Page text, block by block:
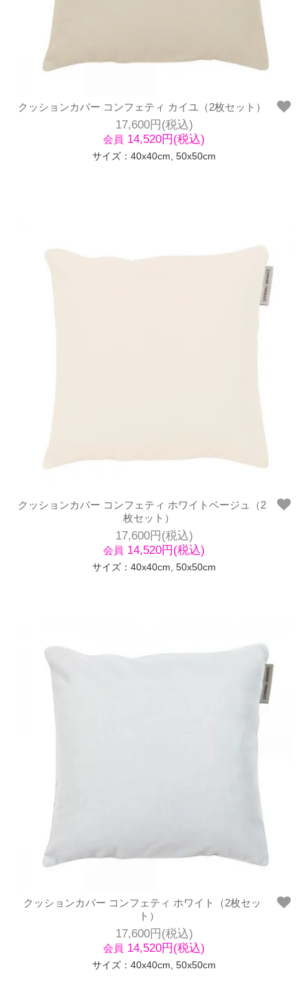
クッションカバー コンフェティ カイユ（2枚セット）
17,600円(税込)
会員 14,520円(税込)
サイズ：40x40cm, 50x50cm
クッションカバー コンフェティ ホワイトベージュ（2
枚セット）
17,600円(税込)
会員 14,520円(税込)
サイズ：40x40cm, 50x50cm
クッションカバー コンフェティ ホワイト（2枚セッ
ト）
17,600円(税込)
会員 14,520円(税込)
サイズ：40x40cm, 50x50cm